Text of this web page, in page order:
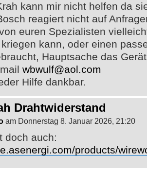
kann mir nicht helfen da
reagiert nicht auf
euren Spezialisten
kann, oder einen
Hauptsache das
wbwulf@aol.com
Hilfe dankbar.
Drahtwiderstand
am Donnerstag 8. Januar 2026, 21:20
doch auch:
products/